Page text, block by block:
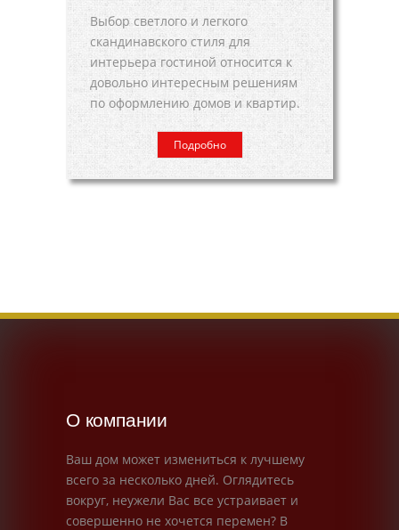
Выбор светлого и легкого
скандинавского стиля для
интерьера гостиной относится к
довольно интересным решениям
по оформлению домов и квартир.
Подробно
О компании
Ваш дом может измениться к лучшему
всего за несколько дней. Оглядитесь
вокруг, неужели Вас все устраивает и
совершенно не хочется перемен? В